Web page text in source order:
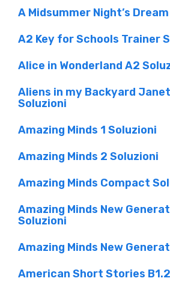
A Midsummer Night’s
A2 Key for Schools Trainer
Alice in Wonderland A2
Aliens in my Backyard
Soluzioni
Amazing Minds 1 Soluzioni
Amazing Minds 2 Soluzioni
Amazing Minds Compact
Amazing Minds New
Soluzioni
Amazing Minds New
American Short Stories